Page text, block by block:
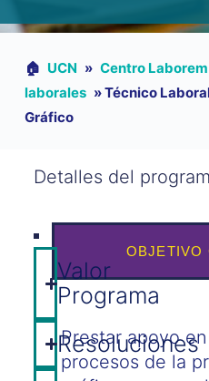
🏠︎ UCN » Centro Laborem
laborales »Técnico
Gráfico
Detalles del
OBJETIVO
Prestar apoyo
procesos de la
Valor
Programa
Resoluciones